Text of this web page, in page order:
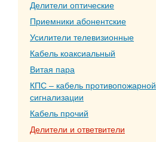
Делители оптические
Приемники абонентские
Усилители телевизионные
Кабель коаксиальный
Витая пара
КПС – кабель противопожарной
сигнализации
Кабель прочий
Делители и ответвители